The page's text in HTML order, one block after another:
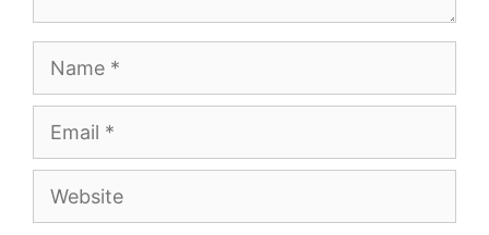
Website